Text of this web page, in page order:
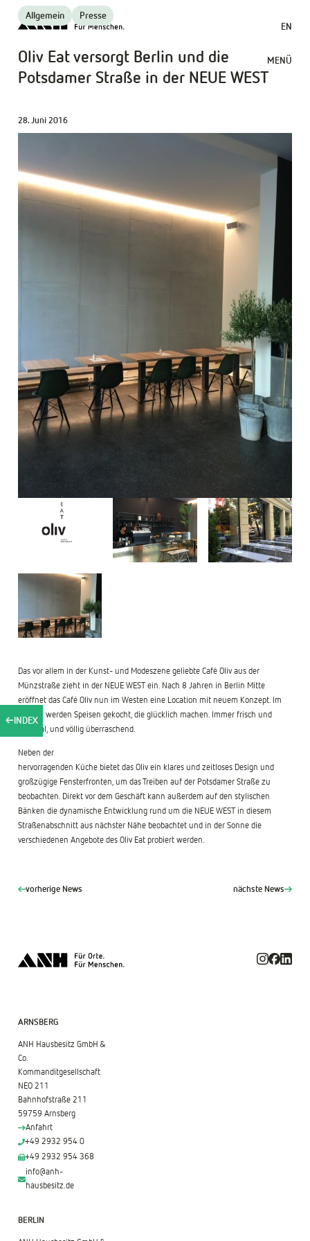
EN
MENÜ
Allgemein Presse
Oliv Eat versorgt Berlin und die
Potsdamer Straße in der NEUE WEST
28. Juni 2016
Das vor allem in der Kunst- und Modeszene geliebte Café Oliv aus der
Münzstraße zieht in der NEUE WEST ein. Nach 8 Jahren in Berlin Mitte
eröffnet das Café Oliv nun im Westen eine Location mit neuem Konzept. Im
Oliv Eat werden Speisen gekocht, die glücklich machen. Immer frisch und
saisonal, und völlig überraschend.
Neben der
hervorragenden Küche bietet das Oliv ein klares und zeitloses Design und
großzügige Fensterfronten, um das Treiben auf der Potsdamer Straße zu
beobachten. Direkt vor dem Geschäft kann außerdem auf den stylischen
Bänken die dynamische Entwicklung rund um die NEUE WEST in diesem
Straßenabschnitt aus nächster Nähe beobachtet und in der Sonne die
verschiedenen Angebote des Oliv Eat probiert werden.
vorherige News nächste News
INDEX
ARNSBERG
ANH Hausbesitz GmbH &
Co.
Kommanditgesellschaft
NEO 211
Bahnhofstraße 211
59759 Arnsberg
Anfahrt
+49 2932 954 0
+49 2932 954 368
info@anh-
hausbesitz.de
BERLIN